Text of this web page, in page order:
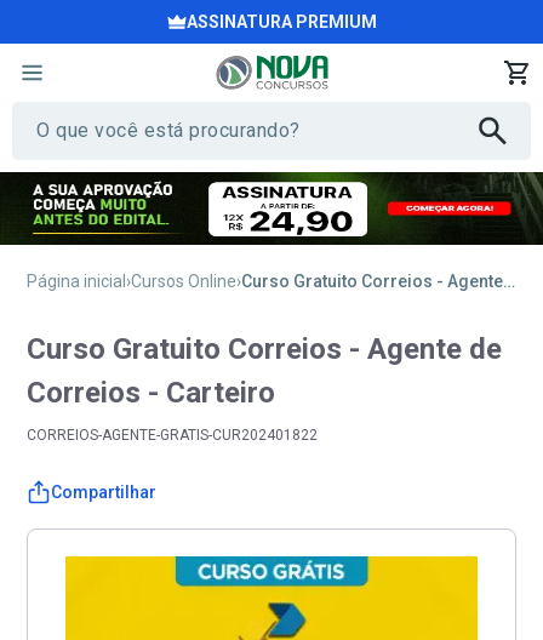
ASSINATURA PREMIUM
Página inicial Cursos Online Curso Gratuito Correios - Agente de Correios - Carteiro
Curso Gratuito Correios - Agente de
Correios - Carteiro
CORREIOS-AGENTE-GRATIS-CUR202401822
Compartilhar